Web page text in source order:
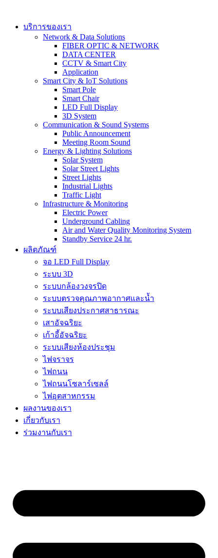
contentบริการของเรา
Network & Data Solutions
FIBER OPTIC & NETWORK​
DATA CENTER
CCTV & Smart City
Application
Smart City & IoT Solutions
Smart Pole
Smart Chair
LED Full Display
3D System
Communication & Sound Systems
Public Announcement
Meeting Room Sound
Energy & Lighting Solutions
Solar System
Solar Street Lights
Street Lights
Industrial Lights
Traffic Light
Infrastructure & Monitoring
Electric Power
Underground Cabling
Air and Water Quality Monitoring System
Standby Service 24 hr.
ผลิตภัณฑ์
จอ LED Full Display
ระบบ 3D
ระบบกล้องวงจรปิด
ระบบตรวจคุณภาพอากาศและน้ำ
ระบบเสียงประกาศสาธารณะ
เสาอัจฉริยะ
เก้าอี้อัจฉริยะ
ระบบเสียงห้องประชุม
ไฟจราจร
ไฟถนน
ไฟถนนโซลาร์เซลล์
ไฟอุตสาหกรรม
ผลงานของเรา
เกี่ยวกับเรา
ร่วมงานกับเรา